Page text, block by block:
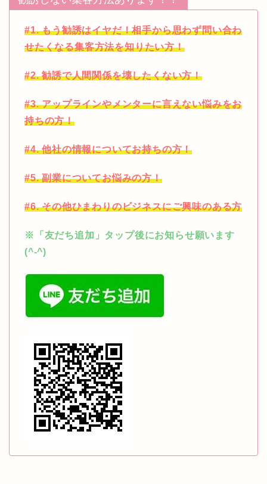
#1. もう勧誘はイヤだ！相手から思わず問い合わ
せたくなる集客方法を知りたい方！
#2. 勧誘で人間関係を壊したくない方！
#3. アップラインやメンターに言えない悩みをお
持ちの方！
#4. 他社の情報についてお持ちの方！
#5. 副業についてお悩みの方！
#6. その他ひまわりのビジネスにご興味のある方
※「友だち追加」タップ後にお知らせ願います
(^-^)